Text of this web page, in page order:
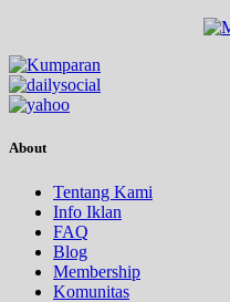
About
Tentang Kami
Info Iklan
FAQ
Blog
Membership
Komunitas